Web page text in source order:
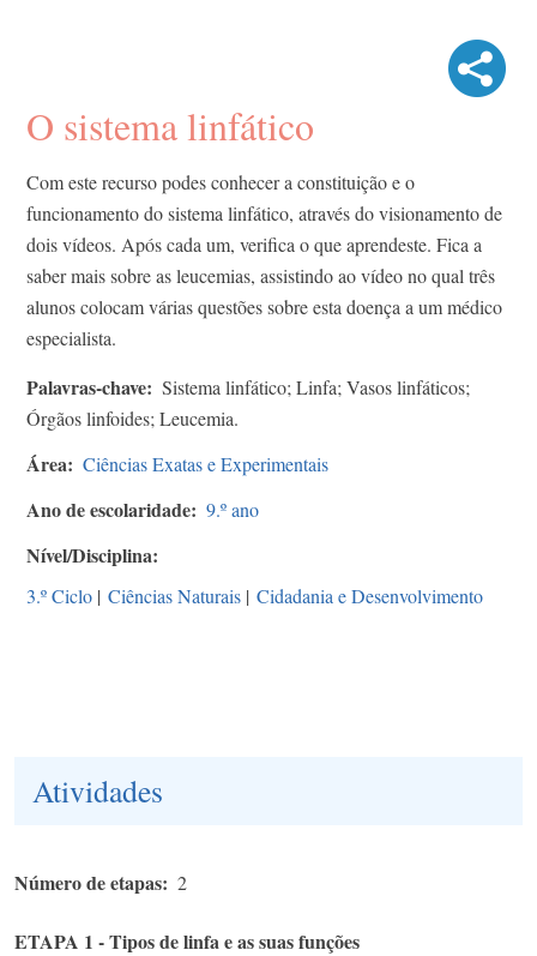
O sistema linfático
Com este recurso podes conhecer a constituição e o
funcionamento do sistema linfático, através do visionamento de
dois vídeos. Após cada um, verifica o que aprendeste. Fica a
saber mais sobre as leucemias, assistindo ao vídeo no qual três
alunos colocam várias questões sobre esta doença a um médico
especialista.
Palavras-chave
Sistema linfático; Linfa; Vasos linfáticos;
Órgãos linfoides; Leucemia.
Área Ciências Exatas e Experimentais
Ano de escolaridade 9.º ano
Nível/Disciplina
3.º Ciclo | Ciências Naturais | Cidadania e Desenvolvimento
Atividades
Número de etapas 2
ETAPA 1 - Tipos de linfa e as suas funções